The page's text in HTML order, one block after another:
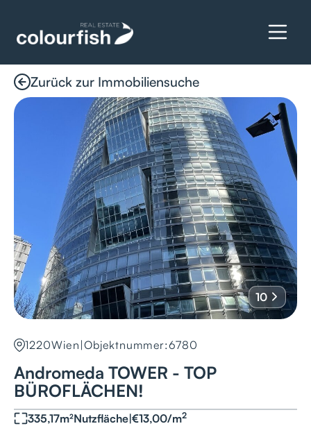
Zurück zur Immobiliensuche
10
1220Wien |Objektnummer:6780
Andromeda TOWER - TOP
BÜROFLÄCHEN!
335,17m²Nutzfläche|€13,00/m2
Details anfragen